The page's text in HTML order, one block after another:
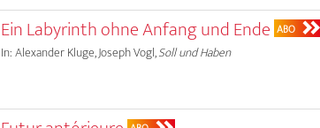
Ein Labyrinth ohne Anfang und Ende ABO
In: Alexander Kluge, Joseph Vogl,Soll und Haben